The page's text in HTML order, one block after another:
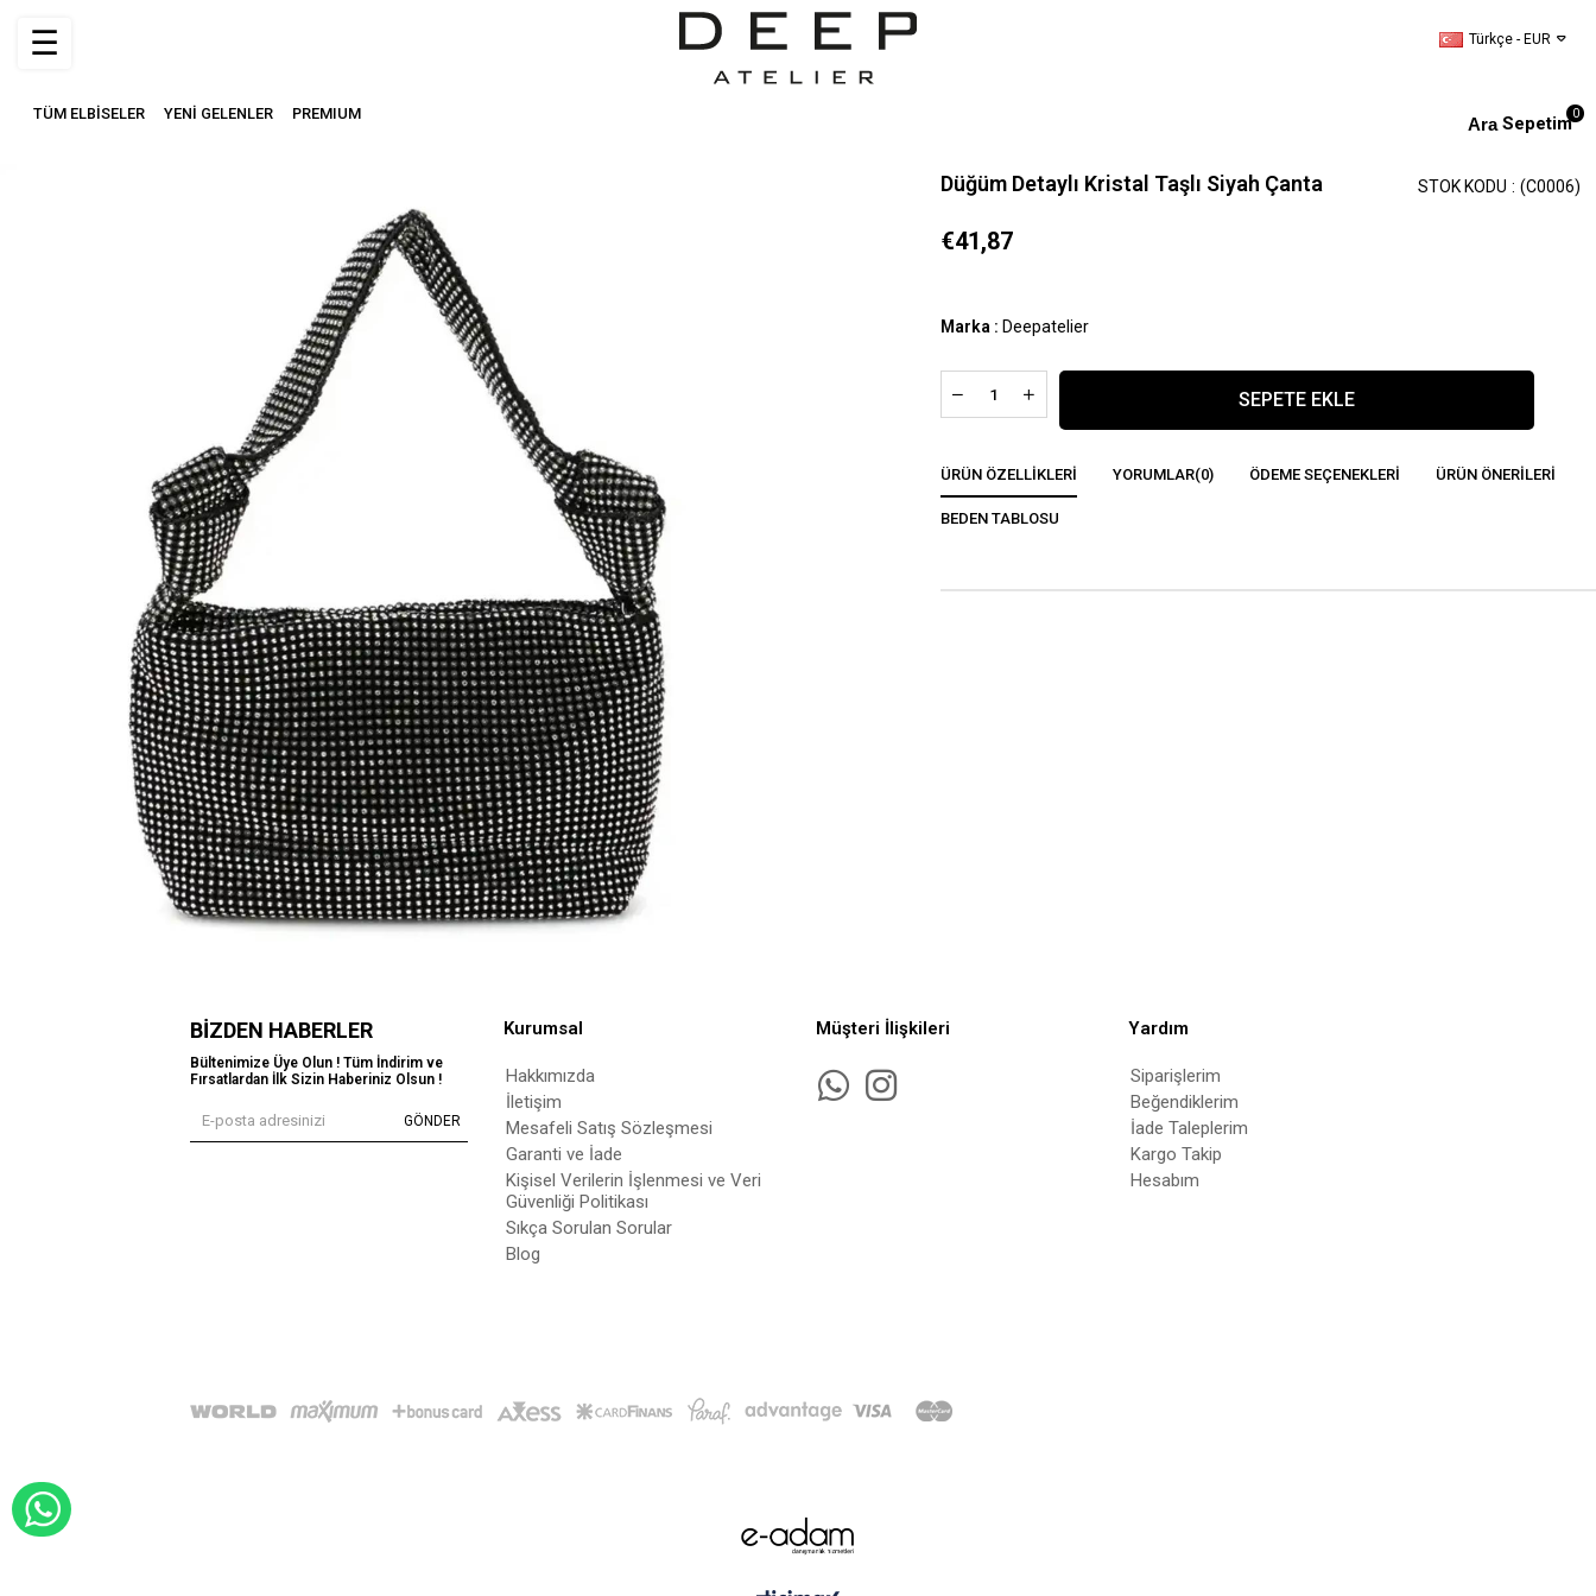
Türkçe - EUR
Sepetim0
TÜM ELBİSELER YENİ GELENLER PREMIUM
☰
Düğüm Detaylı Kristal Taşlı Siyah Çanta (C0006)
STOK KODU
€41,87
Marka : Deepatelier
ÜRÜN ÖZELLIKLERI YORUMLAR(0) ÖDEME SEÇENEKLERI ÜRÜN ÖNERILERI
BEDEN TABLOSU
BIZDEN HABERLER
Bültenimize Üye Olun ! Tüm İndirim ve
Fırsatlardan İlk Sizin Haberiniz Olsun !
GÖNDER
Kurumsal
Hakkımızda
İletişim
Mesafeli Satış Sözleşmesi
Garanti ve İade
Kişisel Verilerin İşlenmesi ve Veri
Güvenliği Politikası
Sıkça Sorulan Sorular
Blog
Müşteri İlişkileri Yardım
Siparişlerim
Beğendiklerim
İade Taleplerim
Kargo Takip
Hesabım